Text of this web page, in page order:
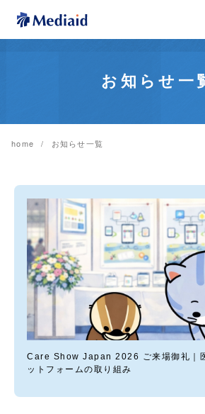
お知らせ一
home お知らせ一覧
Care Show Japan 2026 ご来場御礼｜
ットフォームの取り組み